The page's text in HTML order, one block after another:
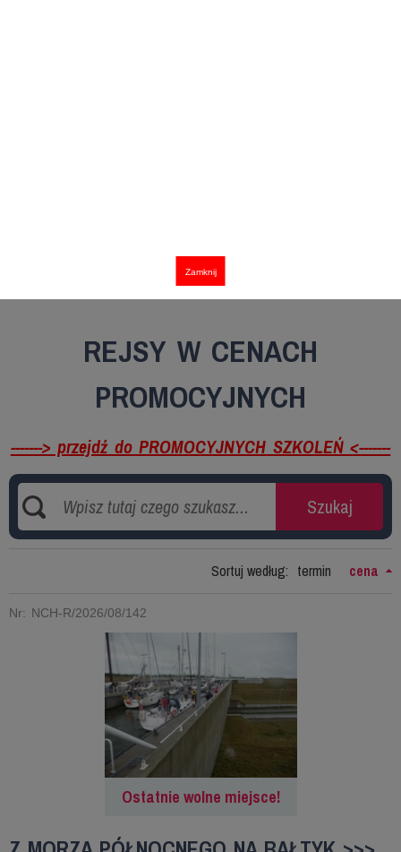
Zamknij
REJSY W CENACH
PROMOCYJNYCH
-------> przejdź do PROMOCYJNYCH SZKOLEŃ <-------
Sortuj według: termin cena
Nr: NCH-R/2026/08/142
Ostatnie wolne miejsce!